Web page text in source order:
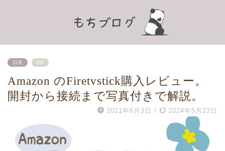
日常 PR
Amazon のFiretvstick購入レビュー。
開封から接続まで写真付きで解説。
2021年6月3日 / 2024年5月23日